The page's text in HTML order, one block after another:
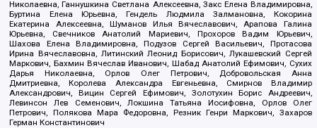
Николаевна, Ганнушкина Светлана Алексеевна, Закс Елена Владимировна,
Буртина Елена Юрьевна, Гендель Людмила Залмановна, Кокорина
Екатерина Алексеевна, Шуманов Илья Вячеславович, Арапова Галина
Юрьевна, Свечников Анатолий Мариевич, Прохоров Вадим Юрьевич,
Шахова Елена Владимировна, Подузов Сергей Васильевич, Протасова
Ирина Вячеславовна, Литинский Леонид Борисович, Лукашевский Сергей
Маркович, Бахмин Вячеслав Иванович, Шабад Анатолий Ефимович, Сухих
Дарья Николаевна, Орлов Олег Петрович, Добровольская Анна
Дмитриевна, Королева Александра Евгеньевна, Смирнов Владимир
Александрович, Вицин Сергей Ефимович, Золотухин Борис Андреевич,
Левинсон Лев Семенович, Локшина Татьяна Иосифовна, Орлов Олег
Петрович, Полякова Мара Федоровна, Резник Генри Маркович, Захаров
Герман Константинович